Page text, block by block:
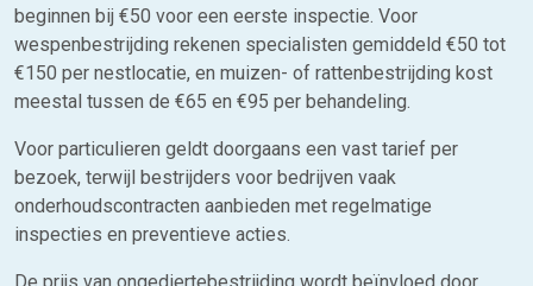
beginnen bij €50 voor een eerste inspectie. Voor
wespenbestrijding rekenen specialisten gemiddeld €50 tot
€150 per nestlocatie, en muizen- of rattenbestrijding kost
meestal tussen de €65 en €95 per behandeling.
Voor particulieren geldt doorgaans een vast tarief per
bezoek, terwijl bestrijders voor bedrijven vaak
onderhoudscontracten aanbieden met regelmatige
inspecties en preventieve acties.